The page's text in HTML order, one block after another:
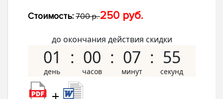
Стоимость: 700 р.250 руб.
до окончания действия скидки
01 00 07 54